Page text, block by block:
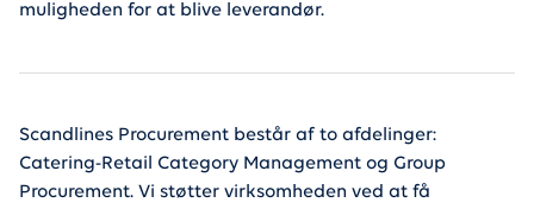
muligheden for at blive leverandør.
Scandlines Procurement består af to afdelinger:
Catering-Retail Category Management og Group
Procurement. Vi støtter virksomheden ved at få